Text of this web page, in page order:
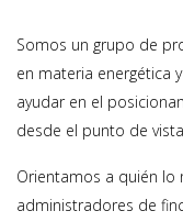
Somos un grupo de
en materia energética
ayudar en el
desde el punto de
Orientamos a quién lo
administradores de